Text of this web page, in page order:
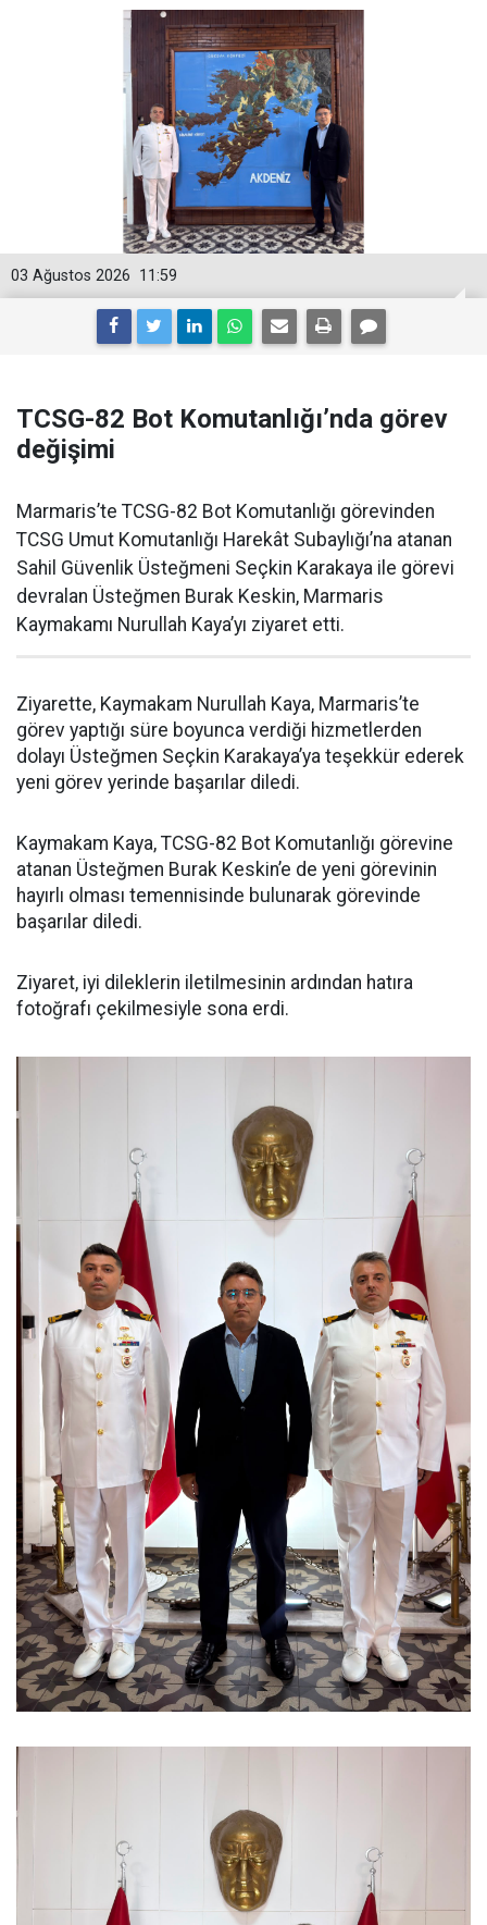
11:59
03 Ağustos 2026
TCSG-82 Bot Komutanlığı’nda görev
değişimi
Marmaris’te TCSG-82 Bot Komutanlığı görevinden
TCSG Umut Komutanlığı Harekât Subaylığı’na atanan
Sahil Güvenlik Üsteğmeni Seçkin Karakaya ile görevi
devralan Üsteğmen Burak Keskin, Marmaris
Kaymakamı Nurullah Kaya’yı ziyaret etti.
Ziyarette, Kaymakam Nurullah Kaya, Marmaris’te
görev yaptığı süre boyunca verdiği hizmetlerden
dolayı Üsteğmen Seçkin Karakaya’ya teşekkür ederek
yeni görev yerinde başarılar diledi.
Kaymakam Kaya, TCSG-82 Bot Komutanlığı görevine
atanan Üsteğmen Burak Keskin’e de yeni görevinin
hayırlı olması temennisinde bulunarak görevinde
başarılar diledi.
Ziyaret, iyi dileklerin iletilmesinin ardından hatıra
fotoğrafı çekilmesiyle sona erdi.